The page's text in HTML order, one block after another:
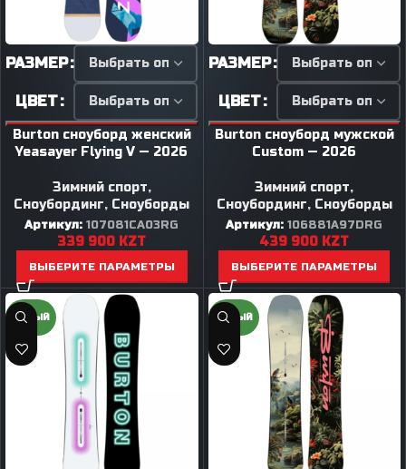
РАЗМЕР
ЦВЕТ
Burton сноуборд женский
Yeasayer Flying V — 2026
Зимний спорт,
Сноубординг, Сноуборды
Артикул:107081CA03RG
339 900 KZT
ВЫБЕРИТЕ ПАРАМЕТРЫ
РАЗМЕР
ЦВЕТ
Burton сноуборд мужской
Custom — 2026
Зимний спорт,
Сноубординг, Сноуборды
Артикул:106881A97DRG
439 900 KZT
ВЫБЕРИТЕ ПАРАМЕТРЫ
НОВЫЙ НОВЫЙ